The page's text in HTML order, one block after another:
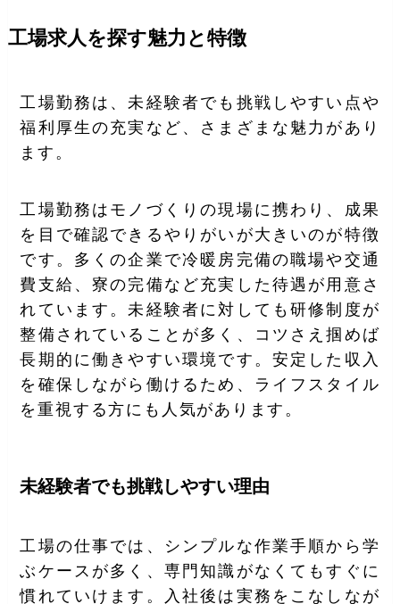
工場求人を探す魅力と特徴
工場勤務は、未経験者でも挑戦しやすい点や
福利厚生の充実など、さまざまな魅力があり
ます。
工場勤務はモノづくりの現場に携わり、成果
を目で確認できるやりがいが大きいのが特徴
です。多くの企業で冷暖房完備の職場や交通
費支給、寮の完備など充実した待遇が用意さ
れています。未経験者に対しても研修制度が
整備されていることが多く、コツさえ掴めば
長期的に働きやすい環境です。安定した収入
を確保しながら働けるため、ライフスタイル
を重視する方にも人気があります。
未経験者でも挑戦しやすい理由
工場の仕事では、シンプルな作業手順から学
ぶケースが多く、専門知識がなくてもすぐに
慣れていけます。入社後は実務をこなしなが